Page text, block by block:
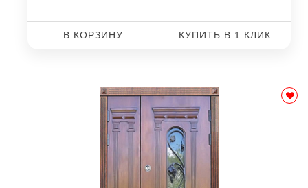
В КОРЗИНУ КУПИТЬ В 1 КЛИК